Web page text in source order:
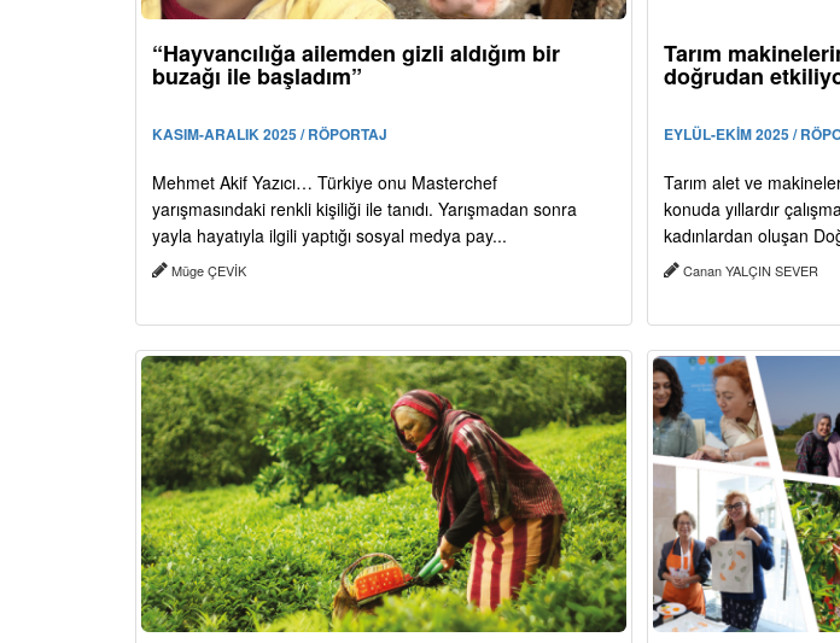
“Hayvancılığa ailemden gizli aldığım bir
buzağı ile başladım”
KASIM-ARALIK 2025 / RÖPORTAJ
Mehmet Akif Yazıcı… Türkiye onu Masterchef
yarışmasındaki renkli kişiliği ile tanıdı. Yarışmadan sonra
yayla hayatıyla ilgili yaptığı sosyal medya pay...
Müge ÇEVİK
Tarım
doğrudan
EYLÜL-EKİM 2025 /
Tarım alet ve
konuda yıllardır
kadınlardan oluşan
Canan YALÇIN SEVER